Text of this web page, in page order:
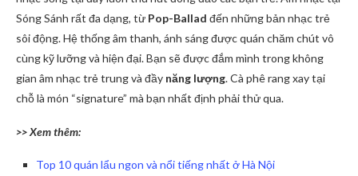
Sóng Sánh rất đa dạng, từ Pop-Ballad đến những bản nhạc trẻ
sôi động. Hệ thống âm thanh, ánh sáng được quán chăm chút vô
cùng kỹ lưỡng và hiện đại. Bạn sẽ được đắm mình trong không
gian âm nhạc trẻ trung và đầy năng lượng. Cà phê rang xay tại
chỗ là món “signature” mà bạn nhất định phải thử qua.
>> Xem thêm:
Top 10 quán lẩu ngon và nổi tiếng nhất ở Hà Nội